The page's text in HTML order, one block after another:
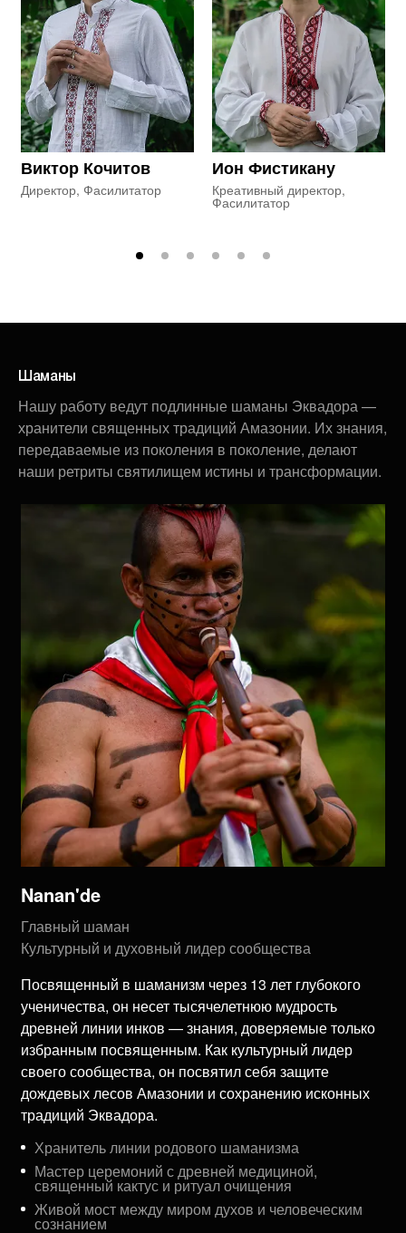
Виктор Кочитов
Директор, Фасилитатор
Ион Фистикану
Креативный директор,
Фасилитатор
Шаманы
Нашу работу ведут подлинные шаманы Эквадора —
хранители священных традиций Амазонии. Их знания,
передаваемые из поколения в поколение, делают
наши ретриты святилищем истины и трансформации.
Nanan'de
Главный шаман
Культурный и духовный лидер сообщества
Посвященный в шаманизм через 13 лет глубокого
ученичества, он несет тысячелетнюю мудрость
древней линии инков — знания, доверяемые только
избранным посвященным. Как культурный лидер
своего сообщества, он посвятил себя защите
дождевых лесов Амазонии и сохранению исконных
традиций Эквадора.
Хранитель линии родового шаманизма
Мастер церемоний с древней медициной,
священный кактус и ритуал очищения
Живой мост между миром духов и человеческим
сознанием